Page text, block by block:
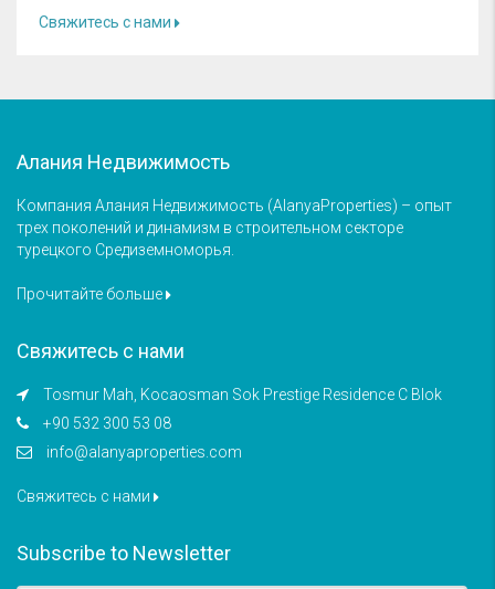
Свяжитесь с нами
Алания Недвижимость
Компания Алания Недвижимость (AlanyaProperties) – опыт
трех поколений и динамизм в строительном секторе
турецкого Средиземноморья.
Прочитайте больше
Свяжитесь с нами
Tosmur Mah, Kocaosman Sok Prestige Residence C Blok
+90 532 300 53 08
info@alanyaproperties.com
Свяжитесь с нами
Subscribe to Newsletter